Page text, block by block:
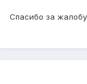
Спасибо за